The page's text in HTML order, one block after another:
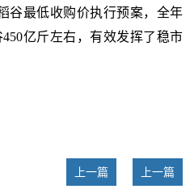
谷最低收购价执行预案，全年
亿斤左右，有效发挥了稳市
上一篇 上一篇